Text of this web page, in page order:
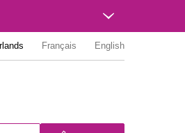
Français English